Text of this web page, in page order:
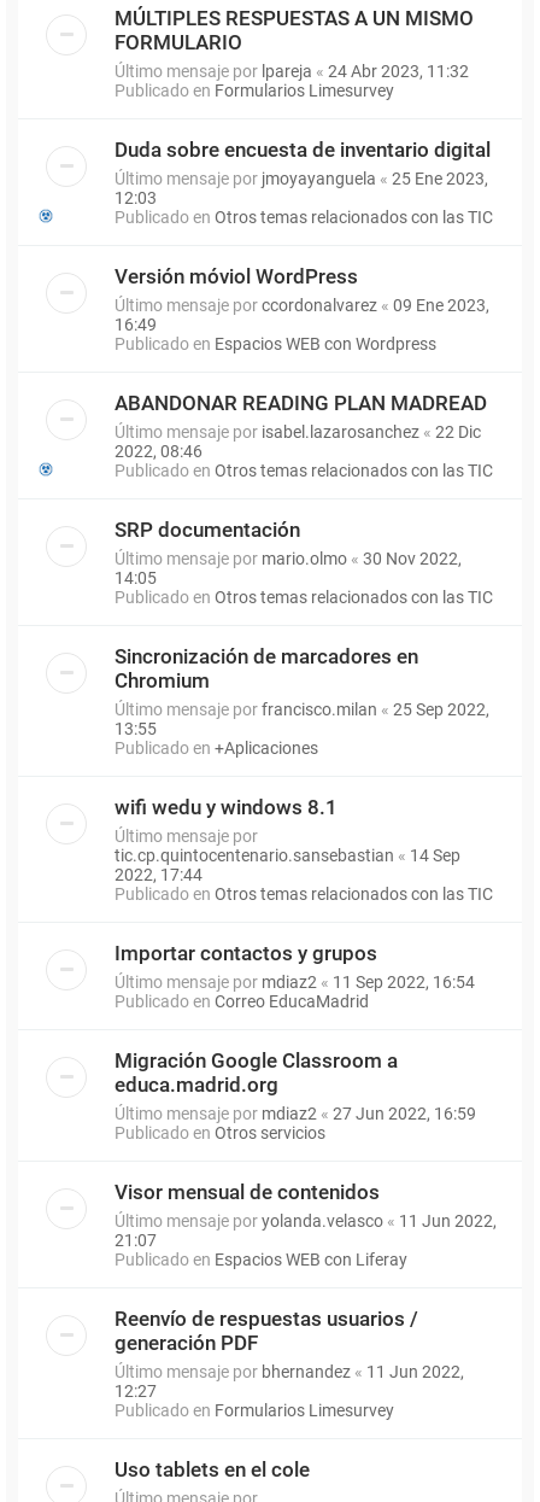
MÚLTIPLES RESPUESTAS A UN MISMO
FORMULARIO
Último mensaje por lpareja « 24 Abr 2023, 11:32
Publicado en Formularios Limesurvey
Duda sobre encuesta de inventario digital
Último mensaje por jmoyayanguela « 25 Ene 2023,
12:03
Publicado en Otros temas relacionados con las TIC
Versión móviol WordPress
Último mensaje porccordonalvarez « 09 Ene 2023,
16:49
Publicado en Espacios WEB con Wordpress
ABANDONAR READING PLAN MADREAD
Último mensaje por isabel.lazarosanchez « 22 Dic
2022, 08:46
Publicado en Otros temas relacionados con las TIC
SRP documentación
Último mensaje por mario.olmo « 30 Nov 2022,
14:05
Publicado en Otros temas relacionados con las TIC
Sincronización de marcadores en
Chromium
Último mensaje porfrancisco.milan « 25 Sep 2022,
13:55
Publicado en +Aplicaciones
wifi wedu y windows 8.1
Último mensaje por
tic.cp.quintocentenario.sansebastian « 14 Sep
2022, 17:44
Publicado en Otros temas relacionados con las TIC
Importar contactos y grupos
Último mensaje por mdiaz2 « 11 Sep 2022, 16:54
Publicado en Correo EducaMadrid
Migración Google Classroom a
educa.madrid.org
Último mensaje por mdiaz2 « 27 Jun 2022, 16:59
Publicado en Otros servicios
Visor mensual de contenidos
Último mensaje poryolanda.velasco « 11 Jun 2022,
21:07
Publicado en Espacios WEB con Liferay
Reenvío de respuestas usuarios /
generación PDF
Último mensaje por bhernandez « 11 Jun 2022,
12:27
Publicado en Formularios Limesurvey
Uso tablets en el cole
Último mensaje por